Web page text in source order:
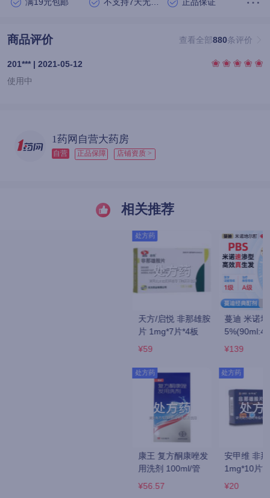
满19元包邮 不支持7天无理由退货 正品保证
商品评价 查看全部880条评价
201*** | 2021-05-12
使用中
1药网自营大药房
自营 正品保障 店铺资质 >
相关推荐
蔓迪 米诺地尔酊
5%(90ml:4.5g)/瓶
蔓迪 米诺地尔酊
5%(90ml:4.5g)*4瓶
安甲维 非那雄胺片
1mg*10片*3板
处方药
白云山/敬修堂 养血
生发胶囊 0.5g*60